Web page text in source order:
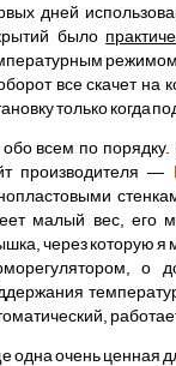
дней
было
режимом
все скачет на
только когда
всем по
производителя —
малый вес, его
через которую я
о
одна очень ценная